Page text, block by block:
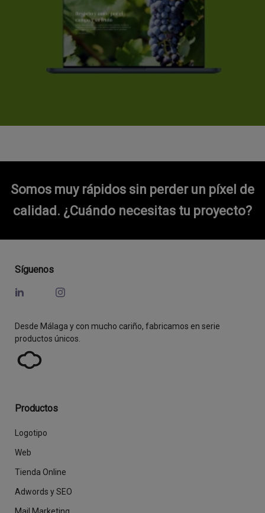
Somos muy rápidos sin perder un píxel de
calidad. ¿Cuándo necesitas tu proyecto?
Síguenos
Desde Málaga y con mucho cariño, fabricamos en serie
productos únicos.
Productos
Logotipo
Web
Tienda Online
Adwords y SEO